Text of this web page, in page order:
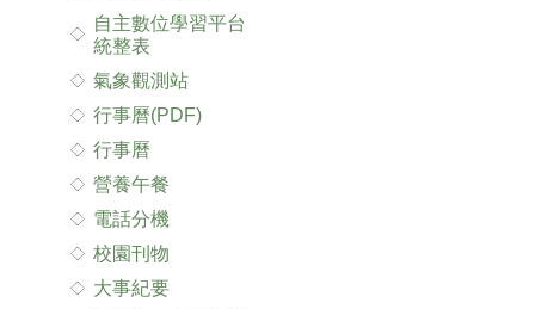
自主數位學習平台
統整表
氣象觀測站
行事曆(PDF)
行事曆
營養午餐
電話分機
校園刊物
大事紀要